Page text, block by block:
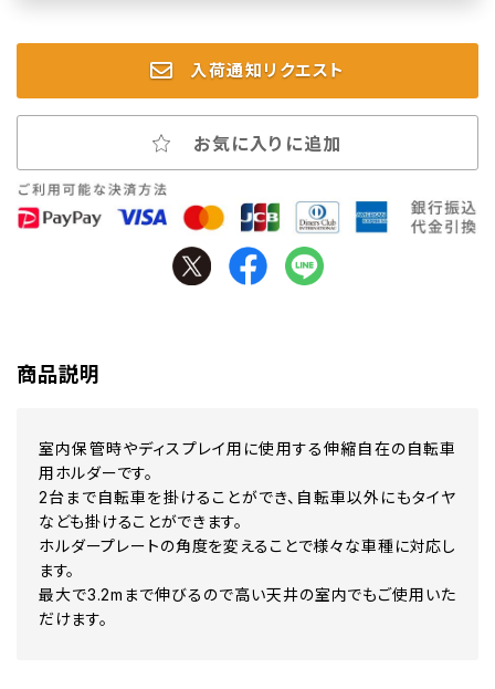
入荷通知リクエスト
お気に入りに追加
商品説明
室内保管時やディスプレイ用に使用する伸縮自在の自転車
用ホルダーです。
2台まで自転車を掛けることができ、自転車以外にもタイヤ
なども掛けることができます。
ホルダープレートの角度を変えることで様々な車種に対応し
ます。
最大で3.2mまで伸びるので高い天井の室内でもご使用いた
だけます。